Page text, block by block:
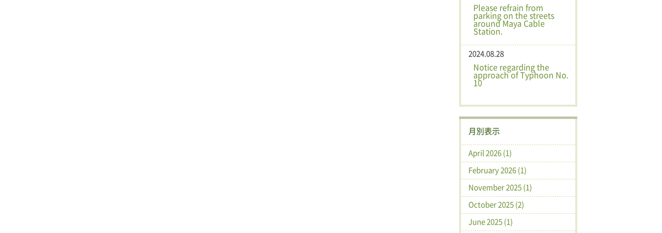
Please refrain from
parking on the streets
around Maya Cable
Station.
2024.08.28
Notice regarding the
approach of Typhoon No.
10
月別表示
April 2026 (1)
February 2026 (1)
November 2025 (1)
October 2025 (2)
June 2025 (1)